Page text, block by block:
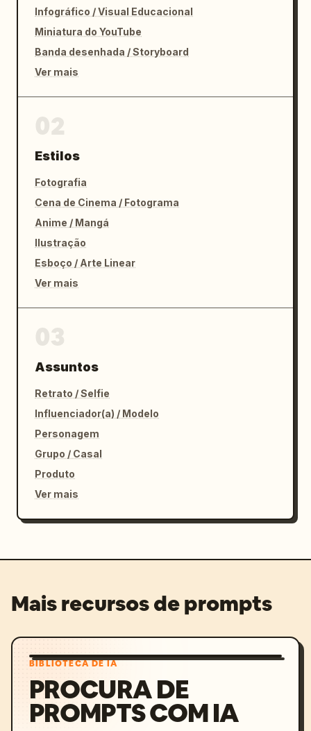
Infográfico / Visual Educacional
Miniatura do YouTube
Banda desenhada / Storyboard
Ver mais
Estilos
Fotografia
Cena de Cinema / Fotograma
Anime / Mangá
Ilustração
Esboço / Arte Linear
Ver mais
Assuntos
Retrato / Selfie
Influenciador(a) / Modelo
Personagem
Grupo / Casal
Produto
Ver mais
Mais recursos de prompts
BIBLIOTECA DE IA
PROCURA DE
PROMPTS COM IA